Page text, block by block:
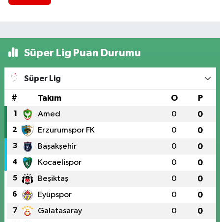
Süper Lig Puan Durumu
Süper Lig
# Takım O P
1 Amed 0 0
2 Erzurumspor FK 0 0
3 Başakşehir 0 0
4 Kocaelispor 0 0
5 Beşiktaş 0 0
6 Eyüpspor 0 0
7 Galatasaray 0 0